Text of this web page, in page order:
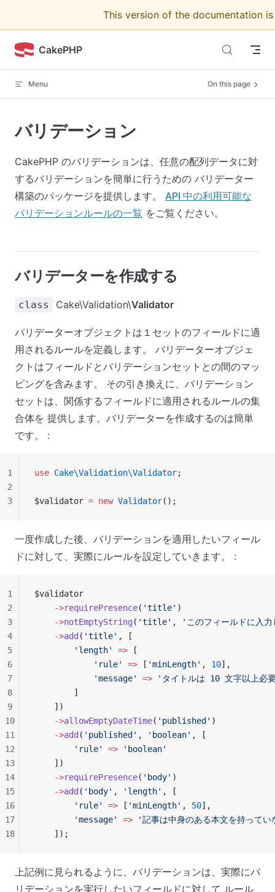
This version of the documentation
CakePHP
Menu On this page
バリデーション
CakePHP のバリデーションは、任意の配列データに対
するバリデーションを簡単に行うための バリデーター
構築のパッケージを提供します。 API 中の利用可能な
バリデーションルールの一覧 をご覧ください。
バリデーターを作成する
class Cake\Validation\Validator
バリデーターオブジェクトは１セットのフィールドに適
用されるルールを定義します。 バリデーターオブジェ
クトはフィールドとバリデーションセットとの間のマッ
ピングを含みます。 その引き換えに、バリデーション
セットは、関係するフィールドに適用されるルールの集
合体を 提供します。バリデーターを作成するのは簡単
です。 :
use Cake\Validation\Validator;
$validator = new Validator();
1
2
3
一度作成した後、バリデーションを適用したいフィール
ドに対して、実際にルールを設定していきます。 :
$validator
    ->
requirePresence( 'title' )
    ->
notEmptyString ( 'title' ,
'このフィールドに入
    ->
add ( 'title' , [
        'length'
=> [
            'rule'
=> [ 'minLength' , 10],
            'message'
=> 'タイトルは 10 文字以上必
        ]
    ])
    ->
allowEmptyDateTime( 'published' )
    ->
add ( 'published' , 'boolean' , [
        'rule'
=> 'boolean'
    ])
    ->
requirePresence( 'body' )
    ->
add ( 'body' , 'length' , [
        'rule'
=> [ 'minLength' , 50],
        'message'
=> '記事は中身のある本文を持って
    ]);
1
2
3
4
5
6
7
8
9
10
11
12
13
14
15
16
17
18
上記例に見られるように、バリデーションは、実際にバ
リデーションを実行したいフィールドに対して ルール